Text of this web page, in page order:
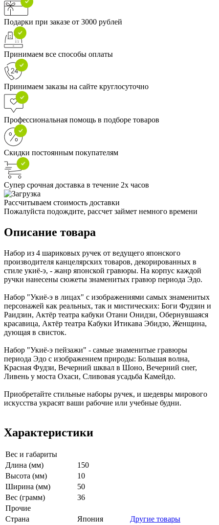
Подарки при заказе от 3000 рублей
Принимаем все способы оплаты
Принимаем заказы на сайте круглосуточно
Профессиональная помощь в подборе товаров
Скидки постоянным покупателям
Супер срочная доставка в течение 2х часов
Рассчитываем стоимость доставки
Пожалуйста подождите, рассчет займет немного времени
Описание товара
Набор из 4 шариковых ручек от ведущего японского
производителя канцелярских товаров, декорированных в
стиле укиё-э, - жанр японской гравюры. На корпус каждой
ручки нанесены сюжеты знаменитых гравюр периода Эдо.
Набор "Укиё-э в лицах" с изображениями самых знаменитых
персонажей как реальных, так и мистических: Боги Фудзин и
Раидзин, Актёр театра кабуки Отани Онидзи, Обернувшаяся
красавица, Актёр театра Кабуки Итикава Эбидзо, Женщина,
дующая в свисток.
Набор "Укиё-э пейзажи" - самые знаменитые гравюры
периода Эдо с изображением природы: Большая волна,
Красная Фудзи, Вечерний шквал в Шоно, Вечерний снег,
Ливень у моста Охаси, Сливовая усадьба Камейдо.
Приобретайте стильные наборы ручек, и шедевры мирового
искусства украсят ваши рабочие или учебные будни.
Характеристики
Вес и габариты
Длина (мм)
150
Высота (мм)
10
Ширина (мм)
50
Вес (грамм)
36
Прочие
Страна
Япония
Другие товары